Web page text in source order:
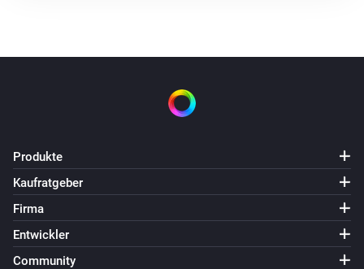
Produkte
Kaufratgeber
Firma
Entwickler
Community